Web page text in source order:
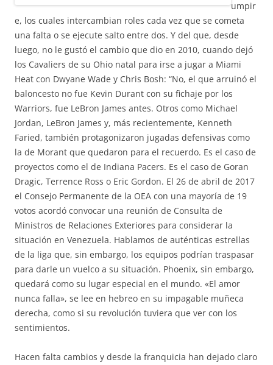
umpir
e, los cuales intercambian roles cada vez que se cometa
una falta o se ejecute salto entre dos. Y del que, desde
luego, no le gustó el cambio que dio en 2010, cuando dejó
los Cavaliers de su Ohio natal para irse a jugar a Miami
Heat con Dwyane Wade y Chris Bosh: “No, el que arruinó el
baloncesto no fue Kevin Durant con su fichaje por los
Warriors, fue LeBron James antes. Otros como Michael
Jordan, LeBron James y, más recientemente, Kenneth
Faried, también protagonizaron jugadas defensivas como
la de Morant que quedaron para el recuerdo. Es el caso de
proyectos como el de Indiana Pacers. Es el caso de Goran
Dragic, Terrence Ross o Eric Gordon. El 26 de abril de 2017
el Consejo Permanente de la OEA con una mayoría de 19
votos acordó convocar una reunión de Consulta de
Ministros de Relaciones Exteriores para considerar la
situación en Venezuela. Hablamos de auténticas estrellas
de la liga que, sin embargo, los equipos podrían traspasar
para darle un vuelco a su situación. Phoenix, sin embargo,
quedará como su lugar especial en el mundo. «El amor
nunca falla», se lee en hebreo en su impagable muñeca
derecha, como si su revolución tuviera que ver con los
sentimientos.
Hacen falta cambios y desde la franquicia han dejado claro